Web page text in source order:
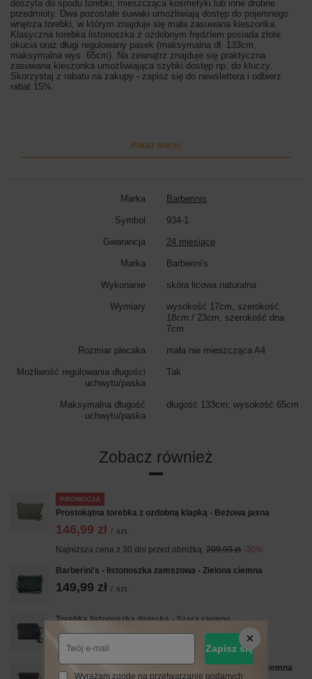
doszyta do spodu torebki, mieszcząca kosmetyki lub inne drobne
przedmioty. Dwa pozostałe suwaki umożliwiają dostęp do pojemnego
wnętrza torebki, w którym znajduje się mała zasuwana kieszonka.
Klasyczna torebka listonoszka z ozdobnym frędzlem posiada złote
okucia oraz długi regulowany pasek (maksymalna dł. 133cm,
maksymalna wys. 65cm). Na zewnątrz znajduje się praktyczna
zasuwana kieszonka umożliwiająca szybki dostęp np. do kluczy.
Skorzystaj z rabatu na zakupy - zapisz się do newslettera i odbierz
rabat 15%.
Pokaż więcej
Marka Barberinis
Symbol 934-1
Gwarancja 24 miesiące
Marka Barberini's
Wykonanie skóra licowa naturalna
Wymiary
wysokość 17cm, szerokość
18cm / 23cm, szerokość dna
7cm
Rozmiar plecaka mała nie mieszcząca A4
Możliwość regulowania długości
uchwytu/paska
Tak
Maksymalna długość
uchwytu/paska
długość 133cm; wysokość 65cm
Zobacz również
PROMOCJA
Prostokątna torebka z ozdobną klapką - Beżowa jasna
146,99 zł / szt.
Najniższa cena z 30 dni przed obniżką: 209,99 zł -30%
Barberini's - listonoszka zamszowa - Zielona ciemna
149,99 zł / szt.
Torebka listonoszka damska - Szara ciemna
259,99 zł
Zamszowa listonoszka na szerokim pasku - Beżowa ciemna
Zapisz się
Wyrażam zgodę na przetwarzanie podanych